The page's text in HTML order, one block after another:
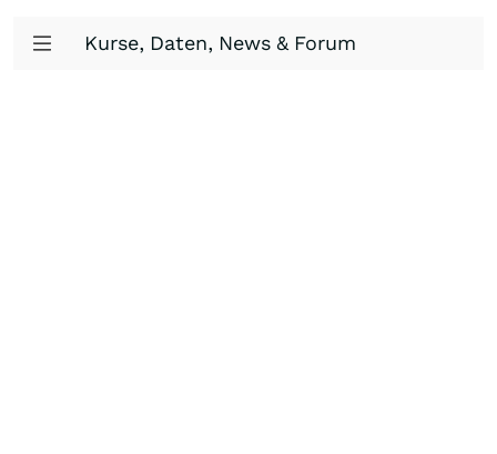
Kurse, Daten, News & Forum